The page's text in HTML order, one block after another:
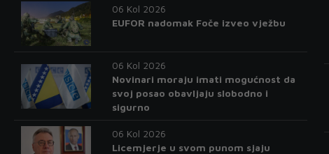
06 Kol 2026
EUFOR nadomak Foče izveo vježbu
06 Kol 2026
Novinari moraju imati mogućnost da
svoj posao obavljaju slobodno i
sigurno
06 Kol 2026
Licemjerje u svom punom sjaju